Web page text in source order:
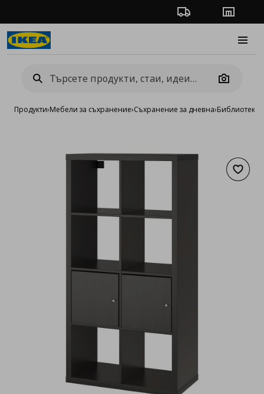
Проследяване на
Camera
Продукти›Мебели за съхранение›Съхранение за дневна›Библиотеки